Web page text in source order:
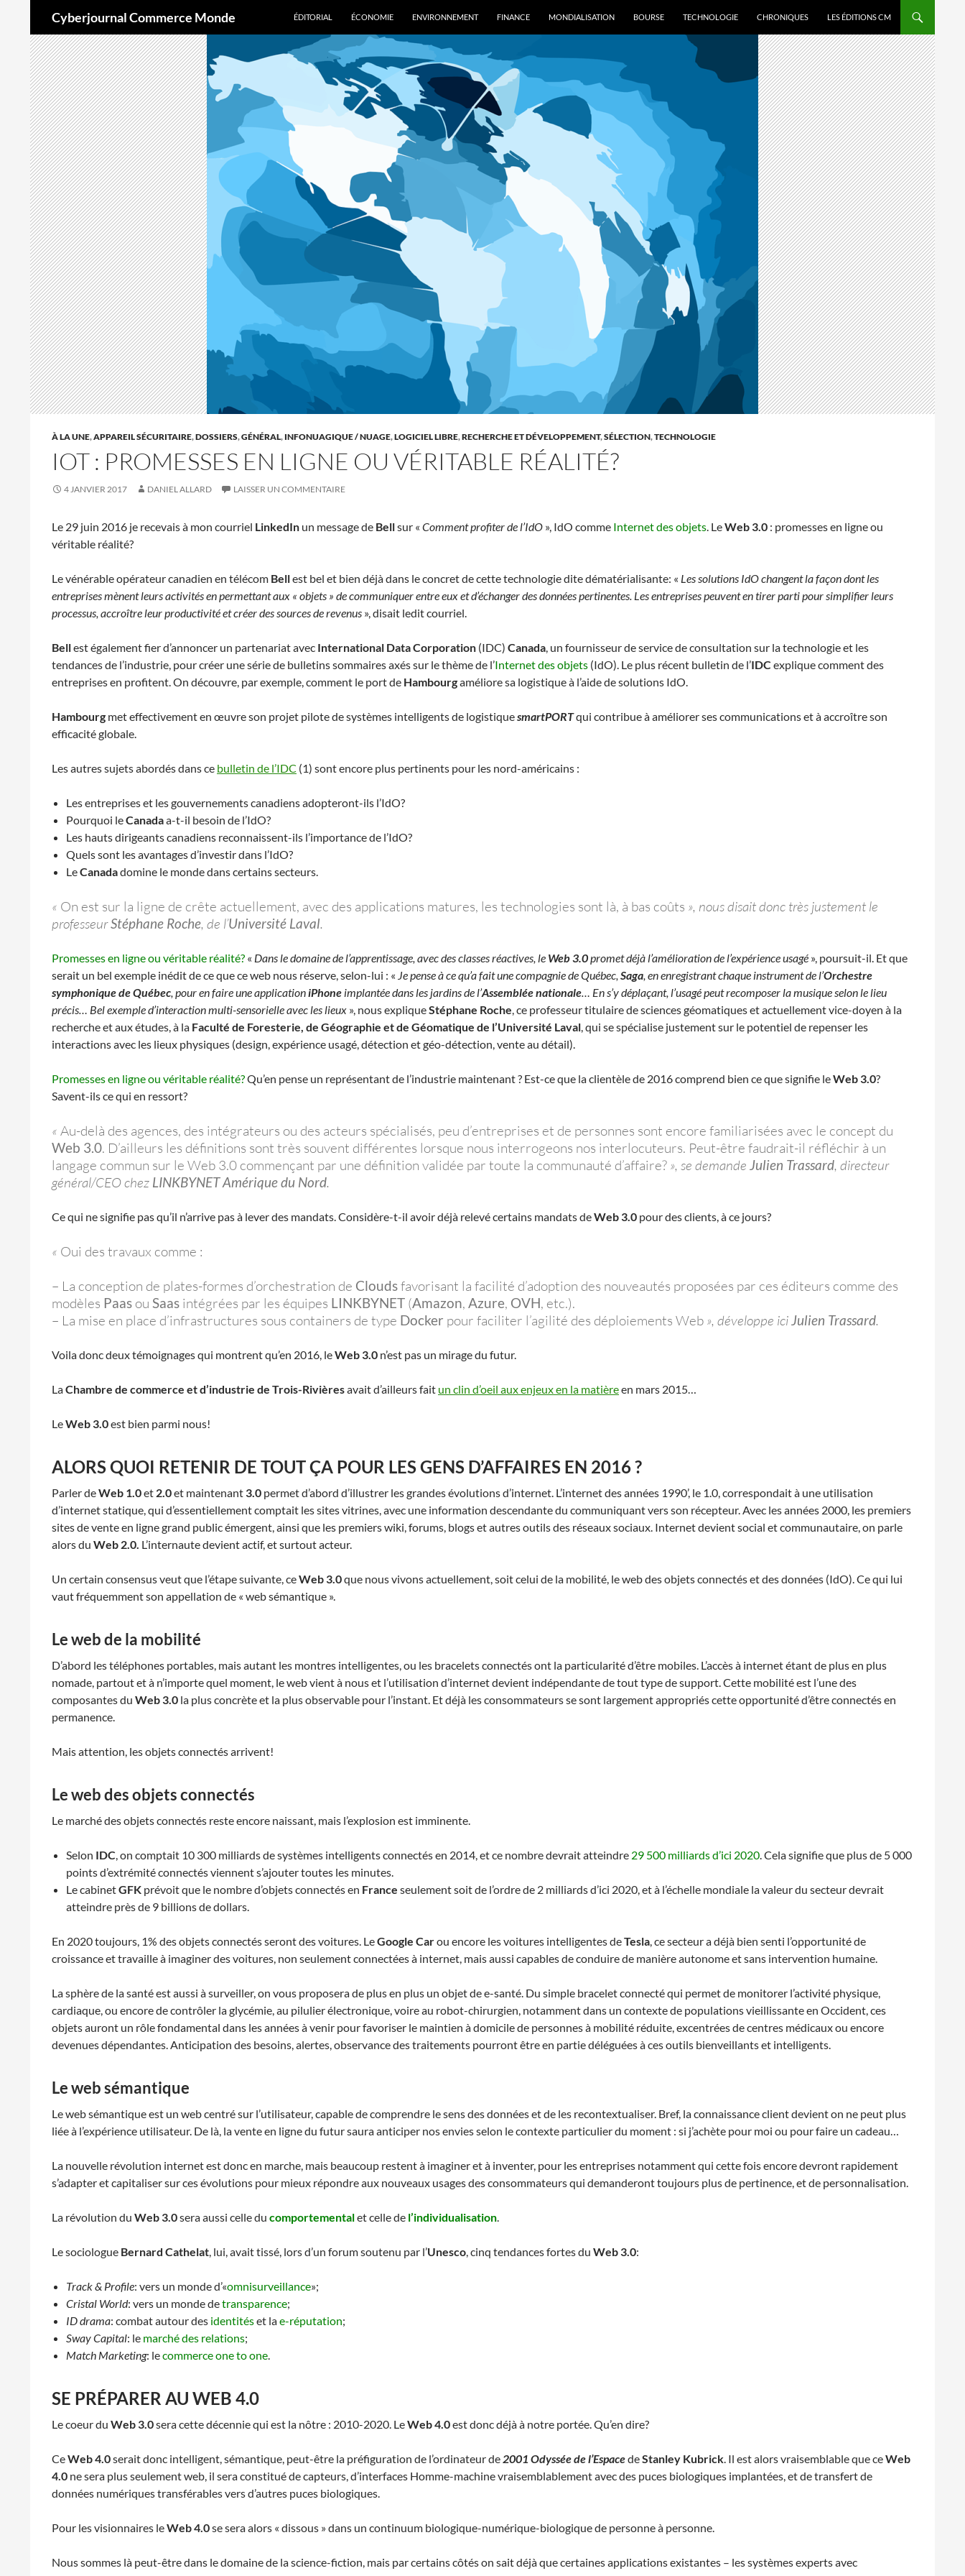
contenu
Cyberjournal Commerce Monde ÉDITORIAL ÉCONOMIE ENVIRONNEMENT FINANCE MONDIALISATION BOURSE TECHNOLOGIE CHRONIQUES LES ÉDITIONS CM
À LA UNE,APPAREIL SÉCURITAIRE,DOSSIERS,GÉNÉRAL, INFONUAGIQUE / NUAGE,LOGICIEL LIBRE,RECHERCHE ET DÉVELOPPEMENT,SÉLECTION,TECHNOLOGIE
IOT : PROMESSES EN LIGNE OU VÉRITABLE RÉALITÉ?
4 JANVIER 2017 DANIEL ALLARD LAISSER UN COMMENTAIRE
Le 29 juin 2016 je recevais à mon courriel LinkedIn un message de Bellsur « Comment profiter de l’IdO », IdO comme Internet des objets. LeWeb 3.0 : promesses en ligne ou
véritable réalité?
Le vénérable opérateur canadien en télécom Bellest bel et bien déjà dans le concret de cette technologie dite dématérialisante: « Les solutions IdO changent la façon dont les
entreprises mènent leurs activités en permettant aux « objets » de communiquer entre eux et d’échanger des données pertinentes. Les entreprises peuvent en tirer parti pour simplifier leurs
processus, accroître leur productivité et créer des sources de revenus », disait ledit courriel.
Bellest également fier d’annoncer un partenariat avec International Data Corporation (IDC) Canada, un fournisseur de service de consultation sur la technologie et les
tendances de l’industrie, pour créer une série de bulletins sommaires axés sur le thème de l’Internet des objets (IdO). Le plus récent bulletin de l’IDC explique comment des
entreprises en profitent. On découvre, par exemple, comment le port de Hambourgaméliore sa logistique à l’aide de solutions IdO.
Hambourg met effectivement en œuvre son projet pilote de systèmes intelligents de logistiquesmartPORTqui contribue à améliorer ses communications et à accroître son
efficacité globale.
Les autres sujets abordés dans ce bulletin de l’IDC (1) sont encore plus pertinents pour les nord-américains :
Les entreprises et les gouvernements canadiens adopteront-ils l’IdO?
Pourquoi leCanadaa-t-il besoin de l’IdO?
Les hauts dirigeants canadiens reconnaissent-ils l’importance de l’IdO?
Quels sont les avantages d’investir dans l’IdO?
LeCanadadomine le monde dans certains secteurs.
« On est sur la ligne de crête actuellement, avec des applications matures, les technologies sont là, à bas coûts », nous disait donc très justement le
professeurStéphane Roche, de l’Université Laval.
Promesses en ligne ou véritable réalité? « Dans le domaine de l’apprentissage, avec des classes réactives, le Web 3.0promet déjà l’amélioration de l’expérience usagé », poursuit-il. Et que
serait un bel exemple inédit de ce que ce web nous réserve, selon-lui : « Je pense à ce qu’a fait une compagnie de Québec, Saga, en enregistrant chaque instrument de l’Orchestre
symphonique de Québec, pour en faire une applicationiPhone implantée dans les jardins de l’Assemblée nationale… En s’y déplaçant, l’usagé peut recomposer la musique selon le lieu
précis… Bel exemple d’interaction multi-sensorielle avec les lieux », nous expliqueStéphane Roche, ce professeur titulaire de sciences géomatiques et actuellement vice-doyen à la
recherche et aux études, à la Faculté de Foresterie, de Géographie et de Géomatique de l’Université Laval, qui se spécialise justement sur le potentiel de repenser les
interactions avec les lieux physiques (design, expérience usagé, détection et géo-détection, vente au détail).
Promesses en ligne ou véritable réalité?Qu’en pense un représentant de l’industrie maintenant ? Est-ce que la clientèle de 2016 comprend bien ce que signifie leWeb 3.0?
Savent-ils ce qui en ressort?
« Au-delà des agences, des intégrateurs ou des acteurs spécialisés, peu d’entreprises et de personnes sont encore familiarisées avec le concept du
Web 3.0. D’ailleurs les définitions sont très souvent différentes lorsque nous interrogeons nos interlocuteurs. Peut-être faudrait-il réfléchir à un
langage commun sur le Web 3.0 commençant par une définition validée par toute la communauté d’affaire? », se demande Julien Trassard, directeur
général/CEO chez LINKBYNET Amérique du Nord.
Ce qui ne signifie pas qu’il n’arrive pas à lever des mandats. Considère-t-il avoir déjà relevé certains mandats deWeb 3.0 pour des clients, à ce jours?
« Oui des travaux comme :
– La conception de plates-formes d’orchestration de Cloudsfavorisant la facilité d’adoption des nouveautés proposées par ces éditeurs comme des
modèles Paas ou Saas intégrées par les équipes LINKBYNET (Amazon, Azure, OVH, etc.).
– La mise en place d’infrastructures sous containers de type Docker pour faciliter l’agilité des déploiements Web », développe iciJulien Trassard.
Voila donc deux témoignages qui montrent qu’en 2016, leWeb 3.0 n’est pas un mirage du futur.
LaChambre de commerce et d’industrie de Trois-Rivièresavait d’ailleurs fait un clin d’oeil aux enjeux en la matièreen mars 2015…
LeWeb 3.0est bien parmi nous!
ALORS QUOI RETENIR DE TOUT ÇA POUR LES GENS D’AFFAIRES EN 2016 ?
Parler deWeb 1.0et 2.0et maintenant 3.0 permet d’abord d’illustrer les grandes évolutions d’internet. L’internet des années 1990’, le 1.0, correspondait à une utilisation
d’internet statique, qui d’essentiellement comptait les sites vitrines, avec une information descendante du communiquant vers son récepteur. Avec les années 2000, les premiers
sites de vente en ligne grand public émergent, ainsi que les premiers wiki, forums, blogs et autres outils des réseaux sociaux. Internet devient social et communautaire, on parle
alors du Web 2.0. L’internaute devient actif, et surtout acteur.
Un certain consensus veut que l’étape suivante, ceWeb 3.0que nous vivons actuellement, soit celui de la mobilité, le web des objets connectés et des données (IdO). Ce qui lui
vaut fréquemment son appellation de « web sémantique ».
Le web de la mobilité
D’abord les téléphones portables, mais autant les montres intelligentes, ou les bracelets connectés ont la particularité d’être mobiles. L’accès à internet étant de plus en plus
nomade, partout et à n’importe quel moment, le web vient à nous et l’utilisation d’internet devient indépendante de tout type de support. Cette mobilité est l’une des
composantes du Web 3.0 la plus concrète et la plus observable pour l’instant. Et déjà les consommateurs se sont largement appropriés cette opportunité d’être connectés en
permanence.
Mais attention, les objets connectés arrivent!
Le web des objets connectés
Le marché des objets connectés reste encore naissant, mais l’explosion est imminente.
Selon IDC, on comptait 10 300 milliards de systèmes intelligents connectés en 2014, et ce nombre devrait atteindre 29 500 milliards d’ici 2020. Cela signifie que plus de 5 000
points d’extrémité connectés viennent s’ajouter toutes les minutes.
Le cabinetGFK prévoit que le nombre d’objets connectés en France seulement soit de l’ordre de 2 milliards d’ici 2020, et à l’échelle mondiale la valeur du secteur devrait
atteindre près de 9 billions de dollars.
En 2020 toujours, 1% des objets connectés seront des voitures. LeGoogle Carou encore les voitures intelligentes deTesla, ce secteur a déjà bien senti l’opportunité de
croissance et travaille à imaginer des voitures, non seulement connectées à internet, mais aussi capables de conduire de manière autonome et sans intervention humaine.
La sphère de la santé est aussi à surveiller, on vous proposera de plus en plus un objet de e-santé. Du simple bracelet connecté qui permet de monitorer l’activité physique,
cardiaque, ou encore de contrôler la glycémie, au pilulier électronique, voire au robot-chirurgien, notamment dans un contexte de populations vieillissante en Occident, ces
objets auront un rôle fondamental dans les années à venir pour favoriser le maintien à domicile de personnes à mobilité réduite, excentrées de centres médicaux ou encore
devenues dépendantes. Anticipation des besoins, alertes, observance des traitements pourront être en partie déléguées à ces outils bienveillants et intelligents.
Le web sémantique
Le web sémantique est un web centré sur l’utilisateur, capable de comprendre le sens des données et de les recontextualiser. Bref, la connaissance client devient on ne peut plus
liée à l’expérience utilisateur. De là, la vente en ligne du futur saura anticiper nos envies selon le contexte particulier du moment : si j’achète pour moi ou pour faire un cadeau…
La nouvelle révolution internet est donc en marche, mais beaucoup restent à imaginer et à inventer, pour les entreprises notamment qui cette fois encore devront rapidement
s’adapter et capitaliser sur ces évolutions pour mieux répondre aux nouveaux usages des consommateurs qui demanderont toujours plus de pertinence, et de personnalisation.
La révolution du Web 3.0sera aussi celle du comportementalet celle de l’individualisation.
Le sociologue Bernard Cathelat, lui, avait tissé, lors d’un forum soutenu par l’Unesco, cinq tendances fortes du Web 3.0:
Track & Profile: vers un monde d’«omnisurveillance»;
Cristal World: vers un monde detransparence;
ID drama: combat autour des identitéset lae-réputation;
Sway Capital: le marché des relations;
Match Marketing: lecommerce one to one.
SE PRÉPARER AU WEB 4.0
Le coeur du Web 3.0sera cette décennie qui est la nôtre : 2010-2020. LeWeb 4.0est donc déjà à notre portée. Qu’en dire?
CeWeb 4.0serait donc intelligent, sémantique, peut-être la préfiguration de l’ordinateur de2001 Odyssée de l’EspacedeStanley Kubrick. Il est alors vraisemblable que ceWeb
4.0 ne sera plus seulement web, il sera constitué de capteurs, d’interfaces Homme-machine vraisemblablement avec des puces biologiques implantées, et de transfert de
données numériques transférables vers d’autres puces biologiques.
Pour les visionnaires leWeb 4.0se sera alors « dissous » dans un continuum biologique-numérique-biologique de personne à personne.
Nous sommes là peut-être dans le domaine de la science-fiction, mais par certains côtés on sait déjà que certaines applications existantes – les systèmes experts avec